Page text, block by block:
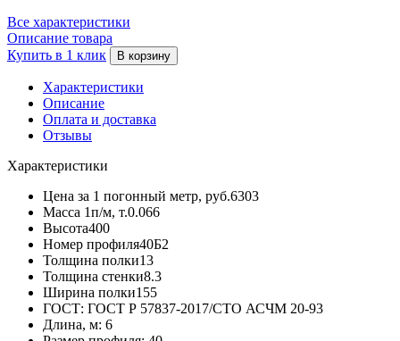
Все характеристики
Описание товара
Купить в 1 клик
В корзину
Характеристики
Описание
Оплата и доставка
Отзывы
Характеристики
Цена за 1 погонный метр, руб.6303
Масса 1п/м, т.0.066
Высота400
Номер профиля40Б2
Толщина полки13
Толщина стенки8.3
Ширина полки155
ГОСТ: ГОСТ Р 57837-2017/СТО АСЧМ 20-93
Длина, м: 6